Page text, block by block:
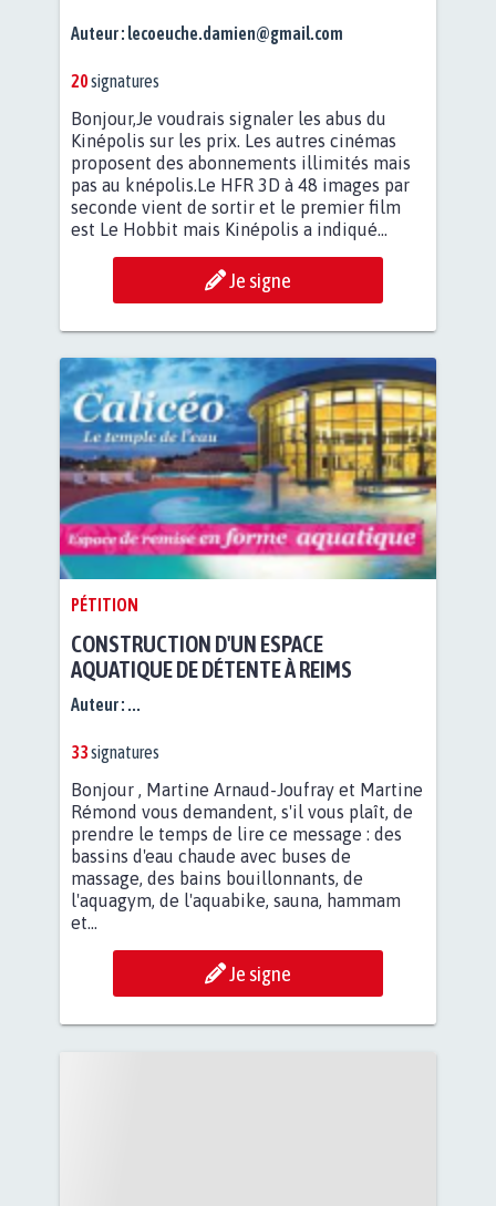
Auteur : lecoeuche.damien@gmail.com
20signatures
Bonjour,Je voudrais signaler les abus du
Kinépolis sur les prix. Les autres cinémas
proposent des abonnements illimités mais
pas au knépolis.Le HFR 3D à 48 images par
seconde vient de sortir et le premier film
est Le Hobbit mais Kinépolis a indiqué...
Je signe
PÉTITION
CONSTRUCTION D'UN ESPACE
AQUATIQUE DE DÉTENTE À REIMS
Auteur : ...
33signatures
Bonjour , Martine Arnaud-Joufray et Martine
Rémond vous demandent, s'il vous plaît, de
prendre le temps de lire ce message : des
bassins d'eau chaude avec buses de
massage, des bains bouillonnants, de
l'aquagym, de l'aquabike, sauna, hammam
et...
Je signe